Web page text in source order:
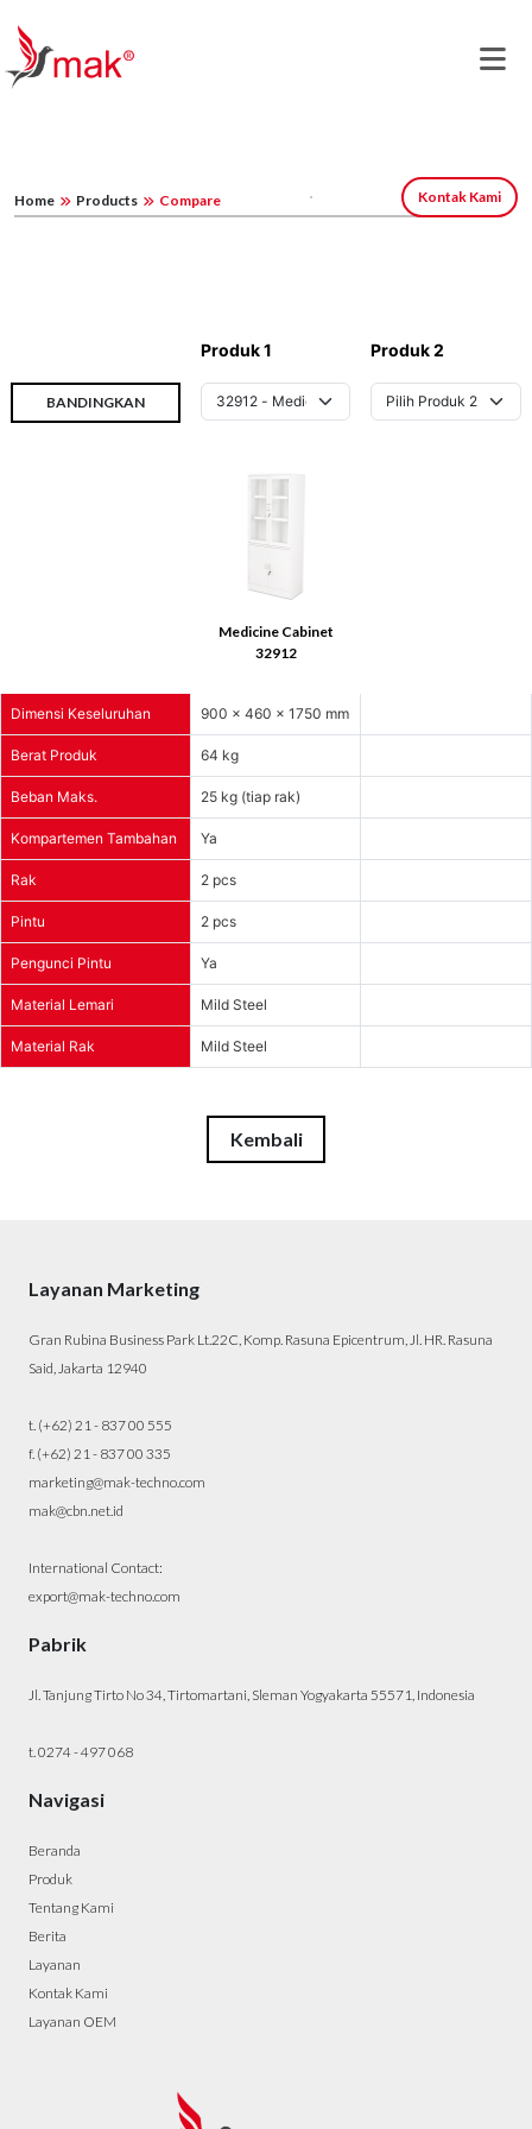
Home Products Compare Kontak Kami
Produk 1 Produk 2
BANDINGKAN
Medicine Cabinet
32912
Dimensi Keseluruhan 900 x 460 x 1750 mm
Berat Produk 64 kg
Beban Maks. 25 kg (tiap rak)
Kompartemen Tambahan Ya
Rak 2 pcs
Pintu 2 pcs
Pengunci Pintu Ya
Material Lemari Mild Steel
Material Rak Mild Steel
Kembali
Layanan Marketing
Gran Rubina Business Park Lt.22C, Komp. Rasuna Epicentrum, Jl. HR. Rasuna
Said, Jakarta 12940
t. (+62) 21 - 837 00 555
f. (+62) 21 - 837 00 335
marketing@mak-techno.com
mak@cbn.net.id
International Contact:
export@mak-techno.com
Pabrik
Jl. Tanjung Tirto No 34, Tirtomartani, Sleman Yogyakarta 55571, Indonesia
t. 0274 - 497 068
Navigasi
Beranda
Produk
Tentang Kami
Berita
Layanan
Kontak Kami
Layanan OEM